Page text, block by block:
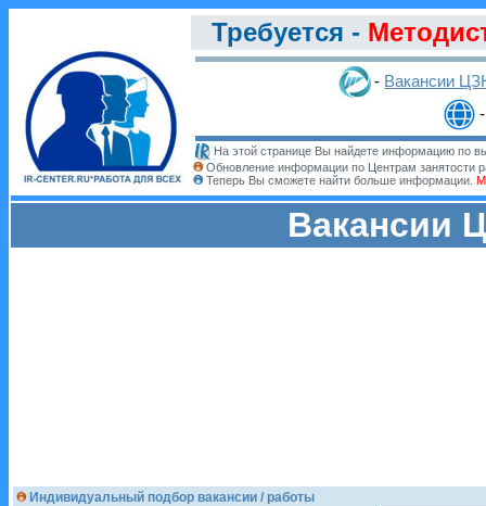
Требуется -
- Вакансии
На этой странице Вы найдете информацию по
Обновление информации по Центрам занятости
Теперь Вы сможете найти больше информации.
Вакансии
Индивидуальный подбор вакансии / работы